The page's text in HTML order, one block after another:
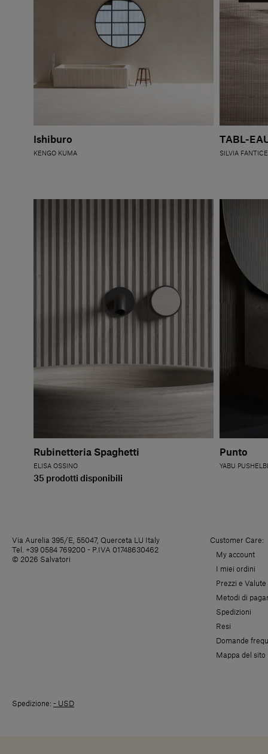
Ishiburo
KENGO KUMA
TABL-
SILVIA
Rubinetteria Spaghetti
ELISA OSSINO
35 prodotti disponibili
Punto
YABU
Via Aurelia 395/E, 55047, Querceta LU Italy
Tel. +39 0584 769200 - P.IVA 01748630462
© 2026 Salvatori
Customer Care:
My account
I miei ordini
Prezzi e Valute
Metodi di
Spedizioni
Resi
Domande
Mappa del sito
Spedizione: - USD